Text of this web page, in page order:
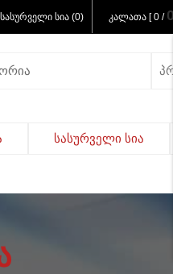
სასურველი სია (0) კალათა [ 0 /
სასურველი სია